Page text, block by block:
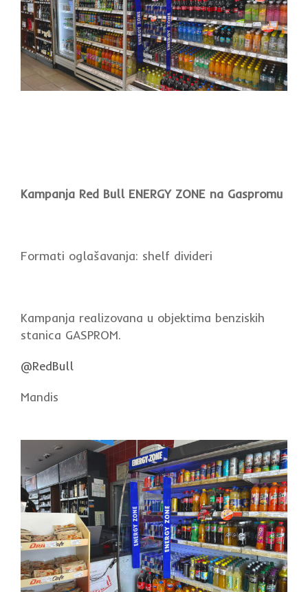
Kampanja Red Bull ENERGY ZONE na Gaspromu
Formati oglašavanja: shelf divideri
Kampanja realizovana u objektima benziskih
stanica GASPROM.
@RedBull
Mandis